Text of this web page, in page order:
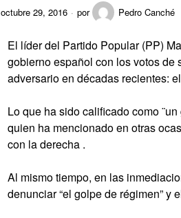
octubre 29, 2016 por Pedro Canché
El líder del Partido Popular (PP)
gobierno español con los votos
adversario en décadas recientes:
Lo que ha sido calificado como
quien ha mencionado en otras
con la derecha .
Al mismo tiempo, en las
denunciar el golpe de régimen y